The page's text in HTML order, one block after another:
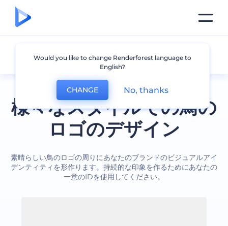
様々なスタイルでの鳥の
ロゴのデザイン
素晴らしい鳥のロゴの周りにあなたのブランドのビジュアルアイ
デンティティを形作ります。持続的な印象を作るためにあなたの
一意のIDを使用してください。
鳥
Would you like to change Renderforest language to
English?
CHANGE No, thanks